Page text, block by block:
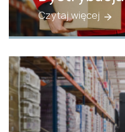
Czytaj więcej